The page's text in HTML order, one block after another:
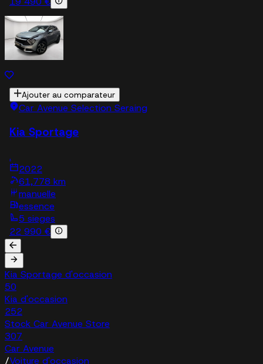
Ajouter au comparateur
Car Avenue Selection Seraing
Kia Sportage
.
2022
61,778 km
manuelle
essence
5 sieges
22 990 €
Kia Sportage d'occasion
50
Kia d'occasion
252
Stock Car Avenue Store
307
Car Avenue
/Voiture d'occasion